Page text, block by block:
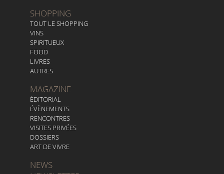
SHOPPING
TOUT LE SHOPPING
VINS
SPIRITUEUX
FOOD
LIVRES
AUTRES
MAGAZINE
ÉDITORIAL
ÉVÈNEMENTS
RENCONTRES
VISITES PRIVÉES
DOSSIERS
ART DE VIVRE
NEWS